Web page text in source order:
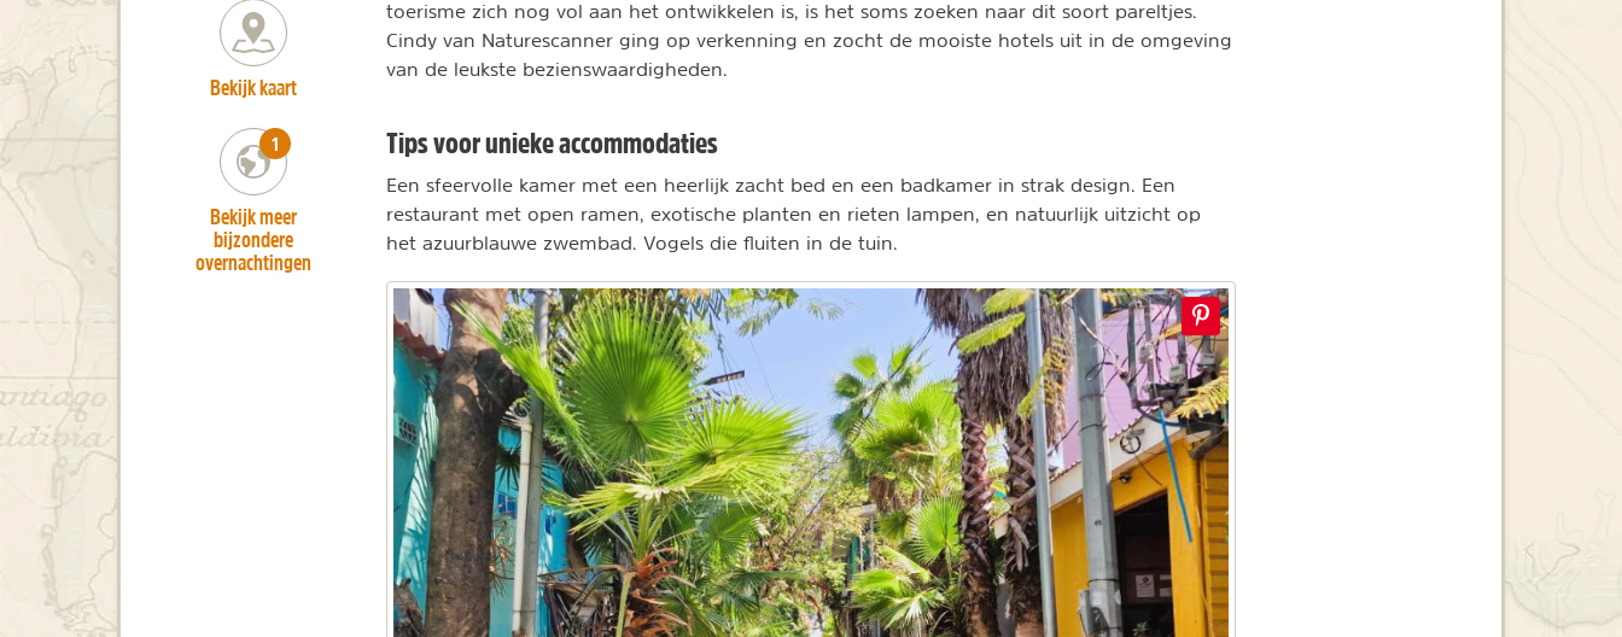
toerisme zich nog vol aan het ontwikkelen is, is het soms zoeken naar dit soort pareltjes.
Cindy van Naturescanner ging op verkenning en zocht de mooiste hotels uit in de omgeving
van de leukste bezienswaardigheden.
Tips voor unieke accommodaties
Een sfeervolle kamer met een heerlijk zacht bed en een badkamer in strak design. Een
restaurant met open ramen, exotische planten en rieten lampen, en natuurlijk uitzicht op
het azuurblauwe zwembad. Vogels die fluiten in de tuin.
Bekijk kaart
number_of_trips:
1
Bekijk meer
bijzondere
overnachtingen